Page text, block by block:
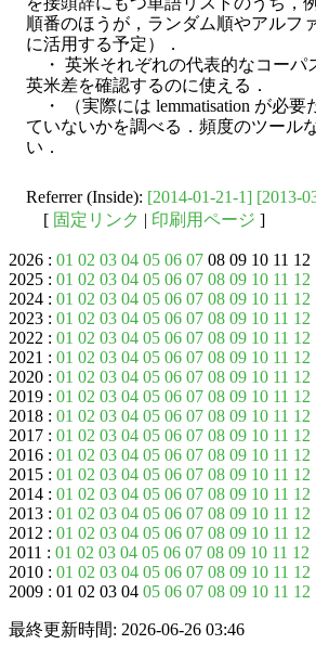
順番のほうが，ランダム順やアルフ
に活用する予定）．
・ 英米それぞれの代表的なコーパ
英米差を確認するのに使える．
・ （実際には lemmatisation が必
ていないかを調べる．頻度のツール
い．
Referrer (Inside): [2014-01-21-1] [2013-
[ 固定リンク | 印刷用ページ ]
2026 : 01 02 03 04 05 06 07 08 09 10 11 12
2025 : 01 02 03 04 05 06 07 08 09 10 11 12
2024 : 01 02 03 04 05 06 07 08 09 10 11 12
2023 : 01 02 03 04 05 06 07 08 09 10 11 12
2022 : 01 02 03 04 05 06 07 08 09 10 11 12
2021 : 01 02 03 04 05 06 07 08 09 10 11 12
2020 : 01 02 03 04 05 06 07 08 09 10 11 12
2019 : 01 02 03 04 05 06 07 08 09 10 11 12
2018 : 01 02 03 04 05 06 07 08 09 10 11 12
2017 : 01 02 03 04 05 06 07 08 09 10 11 12
2016 : 01 02 03 04 05 06 07 08 09 10 11 12
2015 : 01 02 03 04 05 06 07 08 09 10 11 12
2014 : 01 02 03 04 05 06 07 08 09 10 11 12
2013 : 01 02 03 04 05 06 07 08 09 10 11 12
2012 : 01 02 03 04 05 06 07 08 09 10 11 12
2011 : 01 02 03 04 05 06 07 08 09 10 11 12
2010 : 01 02 03 04 05 06 07 08 09 10 11 12
2009 : 01 02 03 04 05 06 07 08 09 10 11 12
最終更新時間: 2026-06-26 03:46